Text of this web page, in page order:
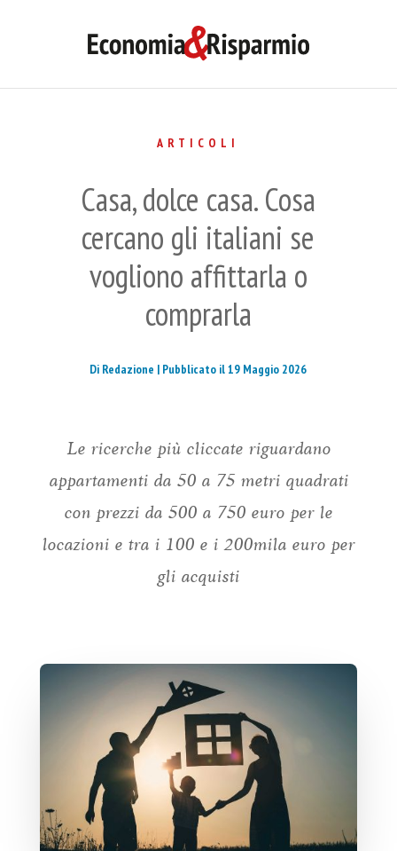
ARTICOLI
Casa, dolce casa. Cosa
cercano gli italiani se
vogliono affittarla o
comprarla
Di Redazione | Pubblicato il 19 Maggio 2026
Le ricerche più cliccate riguardano
appartamenti da 50 a 75 metri quadrati
con prezzi da 500 a 750 euro per le
locazioni e tra i 100 e i 200mila euro per
gli acquisti